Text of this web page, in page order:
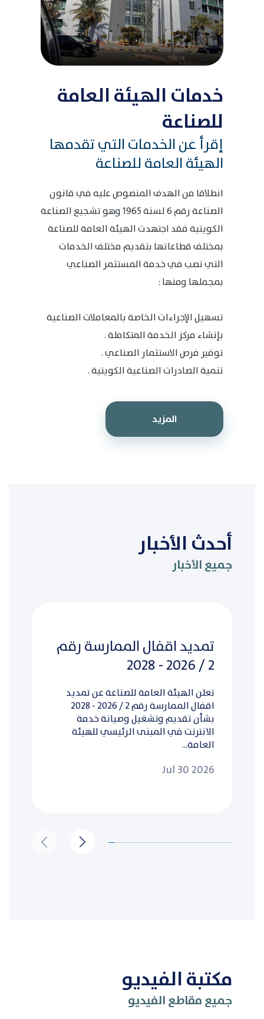
خدمات الهيئة العامة
للصناعة
إقرأ عن الخدمات التي تقدمها
الهيئة العامة للصناعة
انطلاقا من الهدف المنصوص عليه في قانون
الصناعة رقم 6 لسنة 1965 وهو تشجيع الصناعة
الكويتية فقد اجتهدت الهيئة العامة للصناعة
بمختلف قطاعاتها بتقديم مختلف الخدمات
التي تصب في خدمة المستثمر الصناعي
بمجملها ومنها :
تسهيل الإجراءات الخاصة بالمعاملات الصناعية
بإنشاء مركز الخدمة المتكاملة .
توفير فرص الاستثمار الصناعي .
تنمية الصادرات الصناعية الكويتية .
المزيد
أحدث الأخبار
جميع الأخبار
تمديد اقفال الممارسة رقم
2 / 2026 - 2028
تعلن الهيئة العامة للصناعة عن تمديد
اقفال الممارسة رقم 2 / 2026 - 2028
بشأن تقديم وتشغيل وصيانة خدمة
الانترنت في المبنى الرئيسي للهيئة
العامة...
Jul 30 2026
مكتبة الفيديو
جميع مقاطع الفيديو